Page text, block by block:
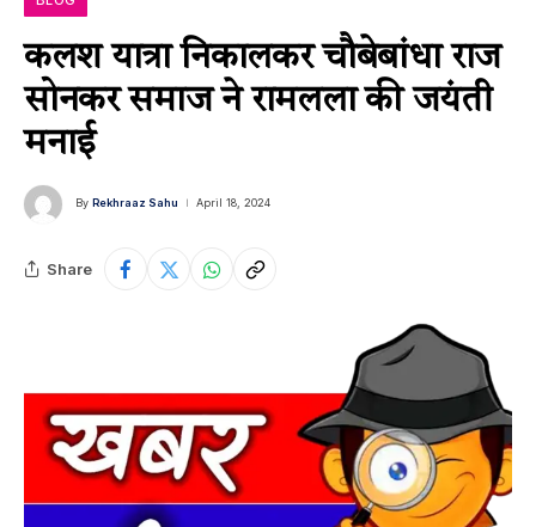
कलश यात्रा निकालकर चौबेबांधा राज
सोनकर समाज ने रामलला की जयंती
मनाई
By Rekhraaz Sahu April 18, 2024
Share